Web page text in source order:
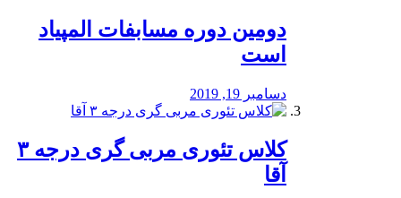
دومین دوره مسابفات المپیاد
است
دسامبر 19, 2019
کلاس تئوری مربی گری درجه ۳
آقا